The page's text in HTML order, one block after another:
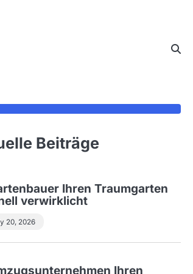
Beiträge
Ihren Traumgarten
verwirklicht
20, 2026
Ihren